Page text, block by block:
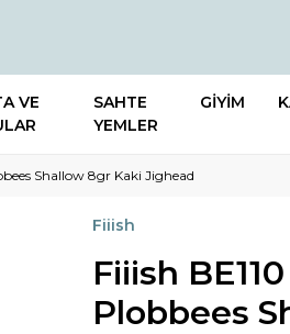
VE
SAHTE
YEMLER
GİYİM
Shallow 8gr Kaki Jighead
Fiiish
Fiiish
Plobbees